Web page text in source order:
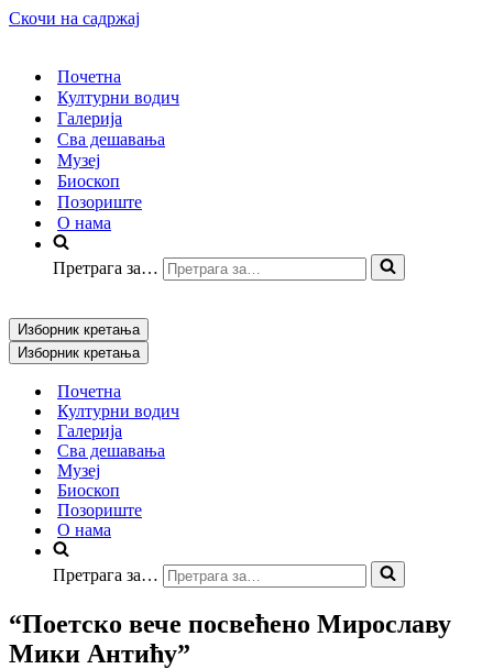
Скочи на садржај
Почетна
Културни водич
Галерија
Сва дешавања
Музеј
Биоскоп
Позориште
О нама
Претрага за…
Изборник кретања
Изборник кретања
Почетна
Културни водич
Галерија
Сва дешавања
Музеј
Биоскоп
Позориште
О нама
Претрага за…
“Поетско вече посвећено Мирославу
Мики Антићу”